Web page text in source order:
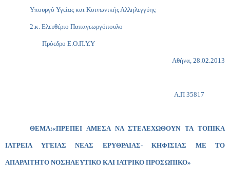
Υπουργό Υγείας και Κοινωνικής Αλληλεγγύης
2.κ. Ελευθέριο Παπαγεωργόπουλο
Πρόεδρο Ε.Ο.Π.Υ.Υ
Αθήνα, 28.02.2013
Α.Π 35817
ΘΕΜΑ:«ΠΡΕΠΕΙ ΑΜΕΣΑ ΝΑ ΣΤΕΛΕΧΩΘΟΥΝ ΤΑ ΤΟΠΙΚΑ
ΙΑΤΡΕΙΑ ΥΓΕΙΑΣ ΝΕΑΣ ΕΡΥΘΡΑΙΑΣ- ΚΗΦΙΣΙΑΣ ΜΕ ΤΟ
ΑΠΑΡΑΙΤΗΤΟ ΝΟΣΗΛΕΥΤΙΚΟ ΚΑΙ ΙΑΤΡΙΚΟ ΠΡΟΣΩΠΙΚΟ»